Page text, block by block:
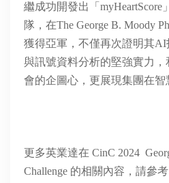
繼成功開發出「
隊，在The George B. Moody
獲得亞軍，不僅再次證明其
與訊號資料分析的堅強實力
會的企圖心，更展現集團在智
更多英業達在 CinC 2024
Challenge 的相關內容，請參考